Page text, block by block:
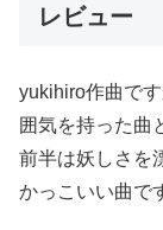
レビュー
yukihiro作曲で
囲気を持った曲
前半は妖しさを
かっこいい曲で